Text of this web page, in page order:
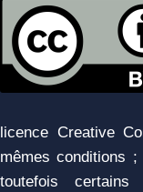
licence Creative
mêmes conditions
toutefois certains